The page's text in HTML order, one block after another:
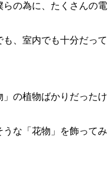
の為に、たくさんの電
、室内でも十分だって
の植物ばかりだったけ
な「花物」を飾ってみ